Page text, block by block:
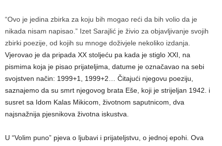
“Ovo je jedina zbirka za koju bih mogao reći da bih volio da je
nikada nisam napisao.” Izet Sarajlić je živio za objavljivanje svojih
zbirki poezije, od kojih su mnoge doživjele nekoliko izdanja.
Vjerovao je da pripada XX stoljeću pa kada je stiglo XXI, na
pismima koja je pisao prijateljima, datume je označavao na sebi
svojstven način: 1999+1, 1999+2… Čitajući njegovu poeziju,
saznajemo da su smrt njegovog brata Eše, koji je strijeljan 1942. i
susret sa Idom Kalas Mikicom, životnom saputnicom, dva
najsnažnija pjesnikova životna iskustva.
U “Volim puno” pjeva o ljubavi i prijateljstvu, o jednoj epohi. Ova